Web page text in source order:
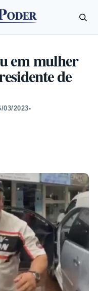
em mulher
de
03/2023•